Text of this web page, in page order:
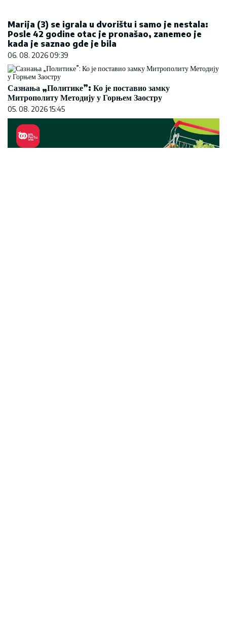
06. 08. 2026 09:39
Митрополиту Методију у Горњем Заостру
05. 08. 2026 15:45